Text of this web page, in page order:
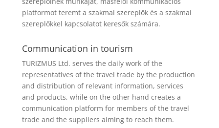
platformot teremt a szakmai szereplők és a szakmai
szereplőkkel kapcsolatot keresők számára.
Communication in tourism
TURIZMUS Ltd. serves the daily work of the
representatives of the travel trade by the production
and distribution of relevant information, services
and products, while on the other hand creates a
communication platform for members of the travel
trade and the suppliers aiming to reach them.